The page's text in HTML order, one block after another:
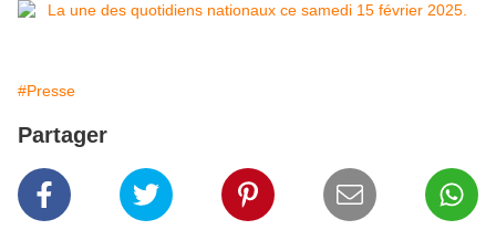
#Presse
Partager